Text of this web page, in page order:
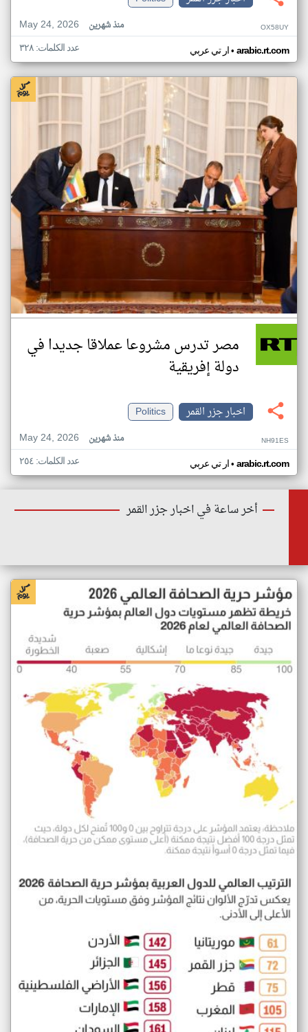
May 24, 2026
منذ شهرين OX58UY
ار تي عربي• arabic.rt.com عدد الكلمات: ٣٢٨
مصر تدرس مشروعا عملاقا جديدا في
دولة إفريقية
اخبار جزر القمر
Politics
May 24, 2026
منذ شهرين NH91ES
ار تي عربي• arabic.rt.com عدد الكلمات: ٢٥٤
أخر ساعة في اخبار جزر القمر